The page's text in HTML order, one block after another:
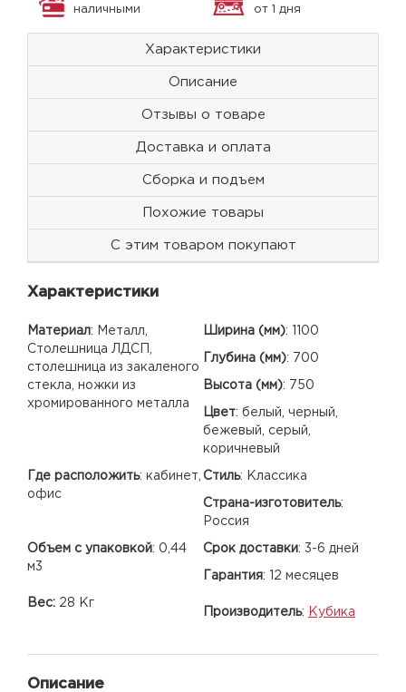
наличными
от 1 дня
Характеристики
Описание
Отзывы о товаре
Доставка и оплата
Сборка и подъем
Похожие товары
С этим товаром покупают
Характеристики
Материал:
Металл,
Столешница ЛДСП,
столешница из закаленого
стекла, ножки из
хромированного металла
Ширина (мм): 1100
Глубина (мм): 700
Высота (мм): 750
Цвет: белый, черный,
бежевый, серый,
коричневый
Где расположить: кабинет,
офис
Стиль: Классика
Страна-изготовитель:
Россия
Объем с упаковкой: 0,44
м3
Срок доставки: 3-6 дней
Гарантия: 12 месяцев
Вес: 28 Кг
Производитель: Кубика
Описание